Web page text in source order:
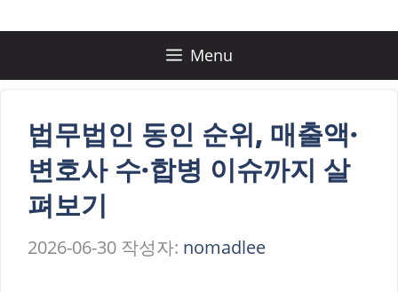
츠
Menu
법무법인 동인 순위, 매출액·
변호사 수·합병 이슈까지 살
펴보기
2026-06-30 작성자: nomadlee